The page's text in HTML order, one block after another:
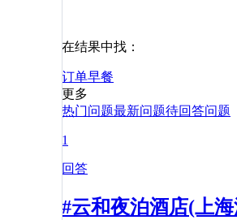
在结果中找：
订单早餐
更多
热门问题最新问题待回答问题
1
回答
#云和夜泊酒店(上